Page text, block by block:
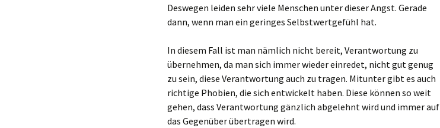
Deswegen leiden sehr viele Menschen unter dieser Angst. Gerade
dann, wenn man ein geringes Selbstwertgefühl hat.
In diesem Fall ist man nämlich nicht bereit, Verantwortung zu
übernehmen, da man sich immer wieder einredet, nicht gut genug
zu sein, diese Verantwortung auch zu tragen. Mitunter gibt es auch
richtige Phobien, die sich entwickelt haben. Diese können so weit
gehen, dass Verantwortung gänzlich abgelehnt wird und immer auf
das Gegenüber übertragen wird.